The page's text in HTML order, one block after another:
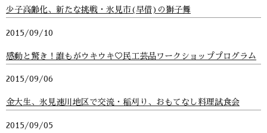
少子高齢化、新たな挑戦・氷見市(早借)の獅子舞
2015/09/10
感動と驚き！誰もがウキウキ♡民工芸品ワークショッププログラム
2015/09/06
金大生、氷見速川地区で交流・稲刈り、おもてなし料理試食会
2015/09/05